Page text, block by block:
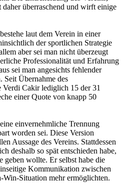
überraschend und wirft einige
laut dem Verein in einer
der sportlichen Strategie
aber sei man nicht überzeugt
Professionalität und Erfahrung
sei man angesichts fehlender
Seit Übernahme des
Cakir lediglich 15 der 31
einer Quote von knapp 50
einvernehmliche Trennung
worden sei. Diese Version
Aussage des Vereins. Stattdessen
deshalb so spät entschieden habe,
geben wollte. Er selbst habe die
Kommunikation zwischen
Situation mehr ermöglichten.